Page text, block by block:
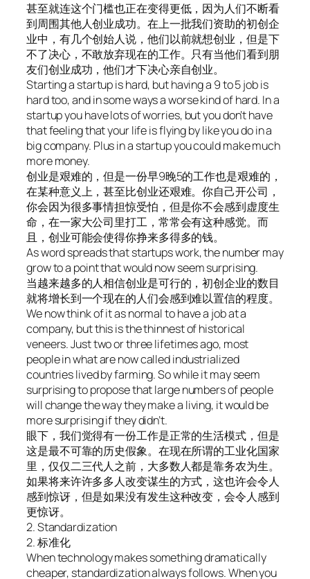
甚至就连这个门槛也正在变得更低，因为人们不断看
到周围其他人创业成功。在上一批我们资助的初创企
业中，有几个创始人说，他们以前就想创业，但是下
不了决心，不敢放弃现在的工作。只有当他们看到朋
友们创业成功，他们才下决心亲自创业。
Starting a startup is hard, but having a 9 to 5 job is
hard too, and in some ways a worse kind of hard. In a
startup you have lots of worries, but you don’t have
that feeling that your life is flying by like you do in a
big company. Plus in a startup you could make much
more money.
创业是艰难的，但是一份早9晚5的工作也是艰难的，
在某种意义上，甚至比创业还艰难。你自己开公司，
你会因为很多事情担惊受怕，但是你不会感到虚度生
命，在一家大公司里打工，常常会有这种感觉。而
且，创业可能会使得你挣来多得多的钱。
As word spreads that startups work, the number may
grow to a point that would now seem surprising.
当越来越多的人相信创业是可行的，初创企业的数目
就将增长到一个现在的人们会感到难以置信的程度。
We now think of it as normal to have a job at a
company, but this is the thinnest of historical
veneers. Just two or three lifetimes ago, most
people in what are now called industrialized
countries lived by farming. So while it may seem
surprising to propose that large numbers of people
will change the way they make a living, it would be
more surprising if they didn’t.
眼下，我们觉得有一份工作是正常的生活模式，但是
这是最不可靠的历史假象。在现在所谓的工业化国家
里，仅仅二三代人之前，大多数人都是靠务农为生。
如果将来许许多多人改变谋生的方式，这也许会令人
感到惊讶，但是如果没有发生这种改变，会令人感到
更惊讶。
2. Standardization
2. 标准化
When technology makes something dramatically
cheaper, standardization always follows. When you